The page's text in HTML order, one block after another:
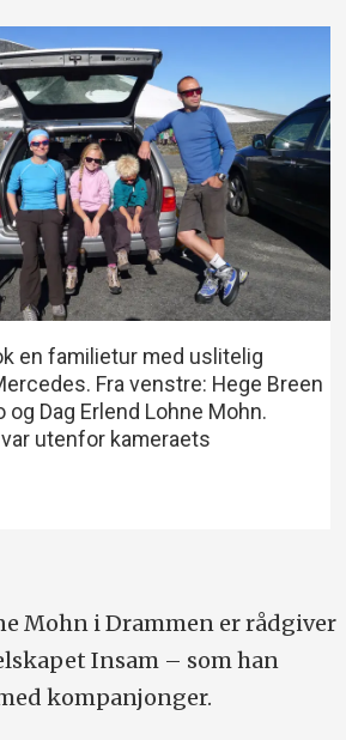
en familietur med uslitelig
Fra venstre: Hege Breen
og Dag Erlend Lohne Mohn.
utenfor kameraets
Mohn i Drammen er rådgiver
Insam – som han
kompanjonger.